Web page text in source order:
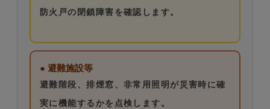
防火戸の閉鎖障害を確認します。
● 避難施設等
避難階段、排煙窓、非常用照明が災害時に確
実に機能するかを点検します。